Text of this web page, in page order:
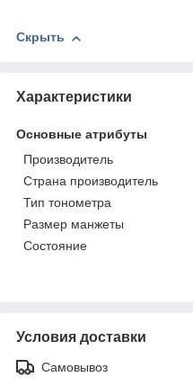
Скрыть
Характеристики
Основные атрибуты
Производитель
Страна производитель
Тип тонометра
Размер манжеты
Состояние
Условия доставки
Самовывоз